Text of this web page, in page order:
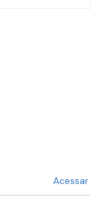
Acessar